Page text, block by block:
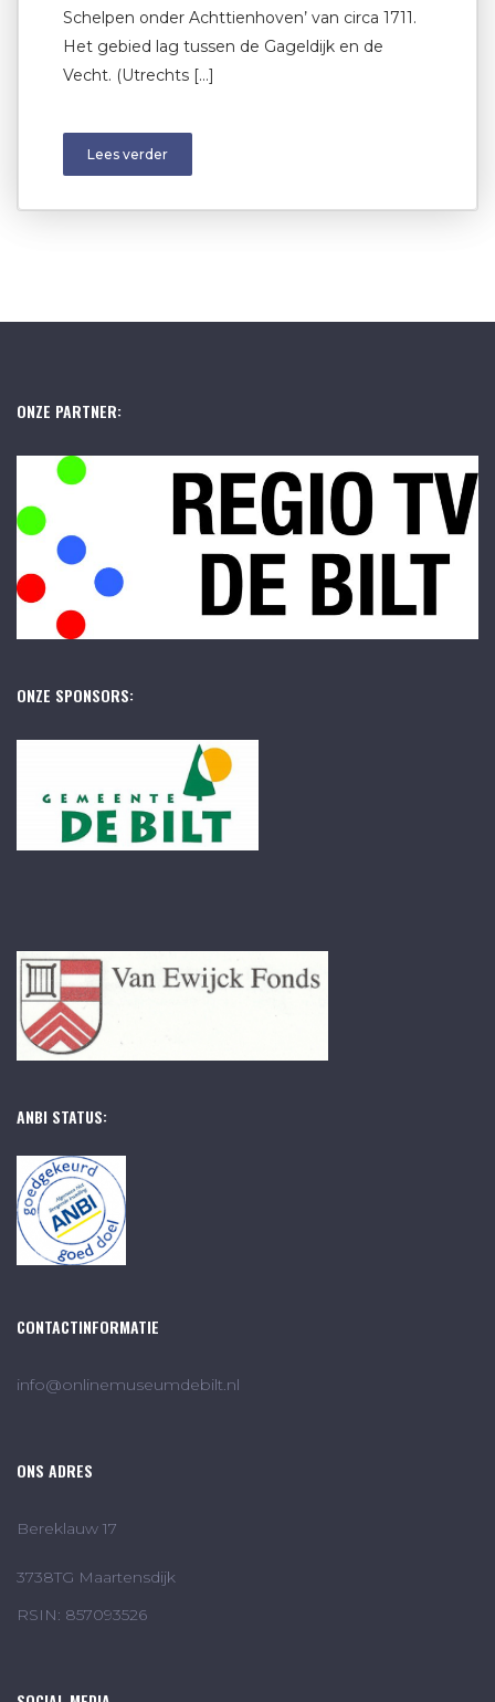
Schelpen onder Achttienhoven’ van circa 1711.
Het gebied lag tussen de Gageldijk en de
Vecht. (Utrechts […]
Lees verder
ONZE PARTNER:
ONZE SPONSORS:
ANBI STATUS:
CONTACTINFORMATIE
info@onlinemuseumdebilt.nl
ONS ADRES
Bereklauw 17
3738TG Maartensdijk
RSIN: 857093526